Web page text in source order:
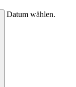
Datum wählen.